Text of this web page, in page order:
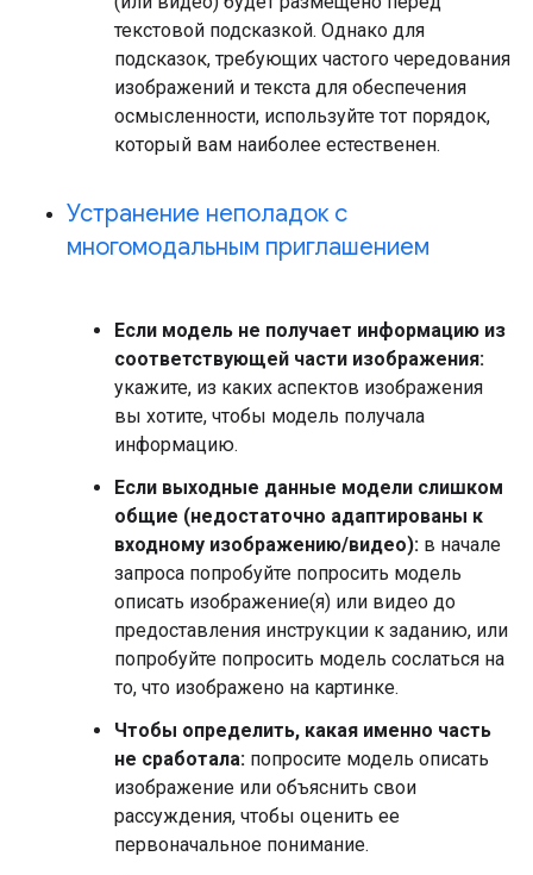
текстовой подсказкой. Однако для
подсказок, требующих частого чередования
изображений и текста для обеспечения
осмысленности, используйте тот порядок,
который вам наиболее естественен.
Устранение неполадок с
многомодальным приглашением
Если модель не получает информацию из
соответствующей части изображения:
укажите, из каких аспектов изображения
вы хотите, чтобы модель получала
информацию.
Если выходные данные модели слишком
общие (недостаточно адаптированы к
входному изображению/видео): в начале
запроса попробуйте попросить модель
описать изображение(я) или видео до
предоставления инструкции к заданию, или
попробуйте попросить модель сослаться на
то, что изображено на картинке.
Чтобы определить, какая именно часть
не сработала: попросите модель описать
изображение или объяснить свои
рассуждения, чтобы оценить ее
первоначальное понимание.